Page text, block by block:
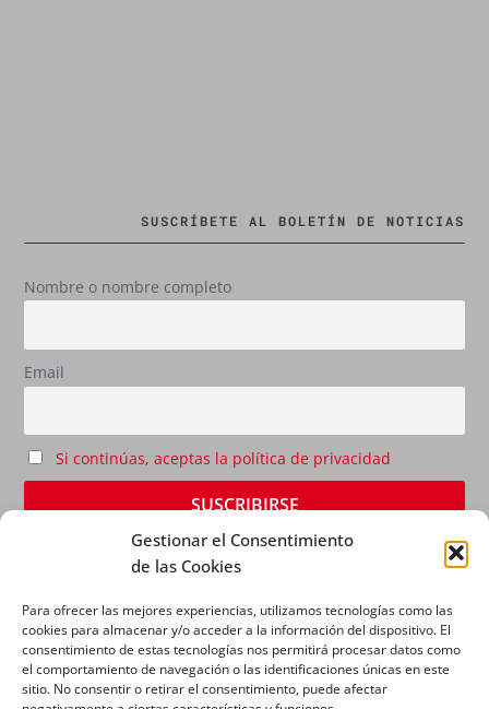
Gestionar el Consentimiento
de las Cookies
Para ofrecer las mejores experiencias, utilizamos tecnologías como las
cookies para almacenar y/o acceder a la información del dispositivo. El
consentimiento de estas tecnologías nos permitirá procesar datos como
el comportamiento de navegación o las identificaciones únicas en este
sitio. No consentir o retirar el consentimiento, puede afectar
SUSCRÍBETE AL BOLETÍN DE NOTICIAS
Nombre o nombre completo
Email
Si continúas, aceptas la política de privacidad
AVISO LEGAL|POLÍTICA DE PRIVACIDAD|